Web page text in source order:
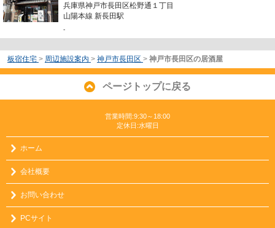
兵庫県神戸市長田区松野通１丁目
山陽本線 新長田駅
-
板宿住宅 > 周辺施設案内 > 神戸市長田区 > 神戸市長田区の居酒屋
ページトップに戻る
営業時間:9:30～18:00
定休日:水曜日
ホーム
会社概要
お問い合わせ
PCサイト